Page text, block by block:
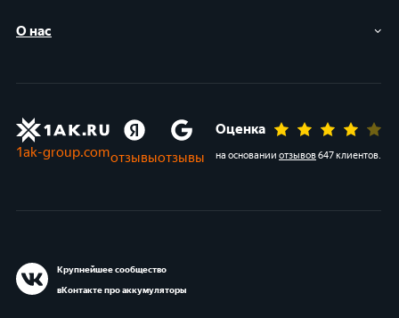
О нас
1ak-group.comотзывыотзывы
Оценка
на основании отзывов647 клиентов.
Крупнейшее сообщество
вКонтакте про аккумуляторы